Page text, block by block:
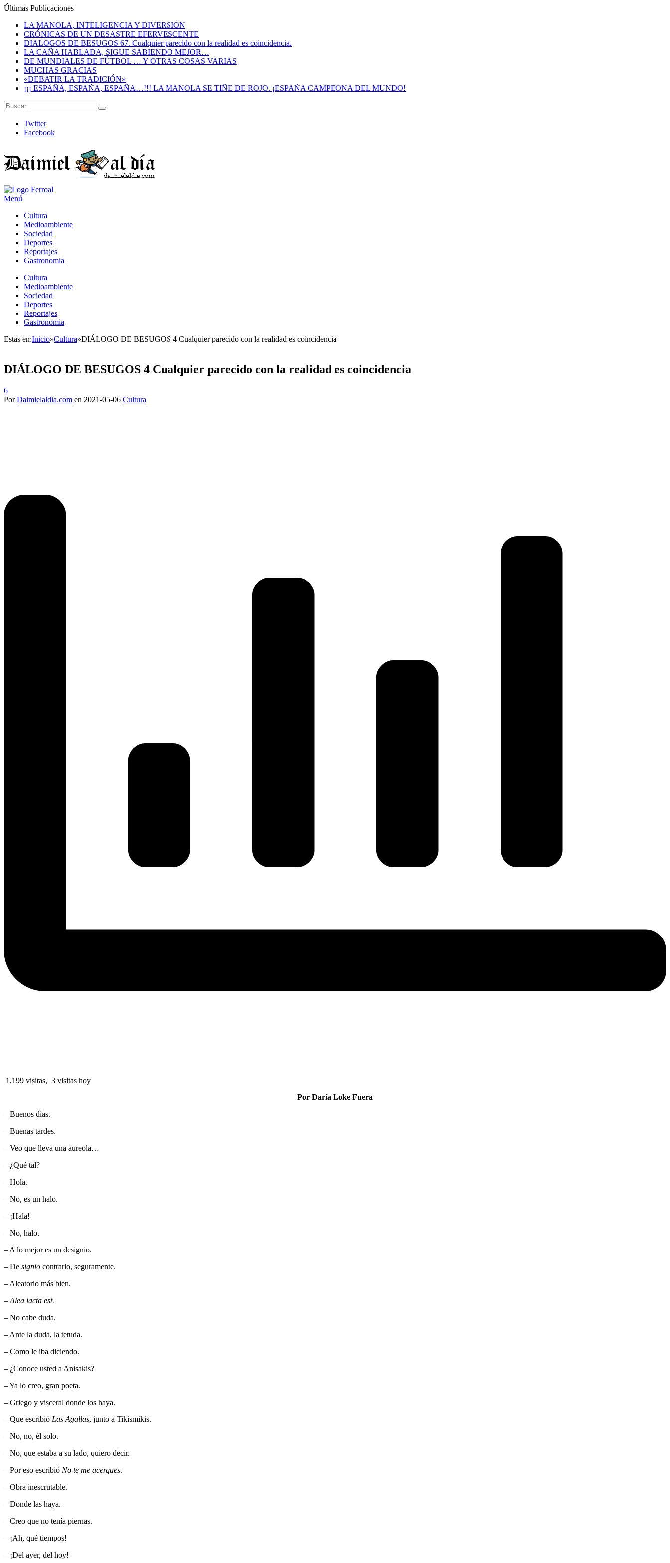
Últimas Publicaciones
LA MANOLA, INTELIGENCIA Y DIVERSION
CRÓNICAS DE UN DESASTRE EFERVESCENTE
DIALOGOS DE BESUGOS 67. Cualquier parecido con la realidad es coincidencia.
LA CAÑA HABLADA, SIGUE SABIENDO MEJOR…
DE MUNDIALES DE FÚTBOL … Y OTRAS COSAS VARIAS
MUCHAS GRACIAS
«DEBATIR LA TRADICIÓN»
¡¡¡ ESPAÑA, ESPAÑA, ESPAÑA…!!! LA MANOLA SE TIÑE DE ROJO. ¡ESPAÑA CAMPEONA DEL MUNDO!
Twitter
Facebook
Menú
Cultura
Medioambiente
Sociedad
Deportes
Reportajes
Gastronomia
Cultura
Medioambiente
Sociedad
Deportes
Reportajes
Gastronomia
Estas en:Inicio»Cultura»DIÁLOGO DE BESUGOS 4 Cualquier parecido con la realidad es coincidencia
DIÁLOGO DE BESUGOS 4 Cualquier parecido con la realidad es coincidencia
6
PorDaimielaldia.com en 2021-05-06 Cultura
1,199 visitas, 3 visitas hoy
Por Daría Loke Fuera
– Buenos días.
– Buenas tardes.
– Veo que lleva una aureola…
– ¿Qué tal?
– Hola.
– No, es un halo.
– ¡Hala!
– No, halo.
– A lo mejor es un designio.
– De signio contrario, seguramente.
– Aleatorio más bien.
– Alea iacta est.
– No cabe duda.
– Ante la duda, la tetuda.
– Como le iba diciendo.
– ¿Conoce usted a Anisakis?
– Ya lo creo, gran poeta.
– Griego y visceral donde los haya.
– Que escribió Las Agallas, junto a Tikismikis.
– No, no, él solo.
– No, que estaba a su lado, quiero decir.
– Por eso escribió No te me acerques.
– Obra inescrutable.
– Donde las haya.
– Creo que no tenía piernas.
– ¡Ah, qué tiempos!
– ¡Del ayer, del hoy!